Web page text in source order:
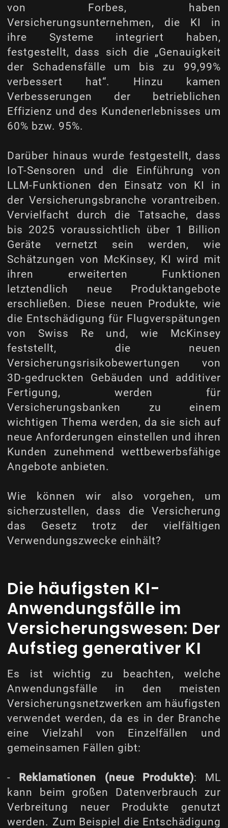
von Forbes, haben
Versicherungsunternehmen, die KI in
ihre Systeme integriert haben,
festgestellt, dass sich die „Genauigkeit
der Schadensfälle um bis zu 99,99%
verbessert hat“. Hinzu kamen
Verbesserungen der betrieblichen
Effizienz und des Kundenerlebnisses um
60% bzw. 95%.
Darüber hinaus wurde festgestellt, dass
IoT-Sensoren und die Einführung von
LLM-Funktionen den Einsatz von KI in
der Versicherungsbranche vorantreiben.
Vervielfacht durch die Tatsache, dass
bis 2025 voraussichtlich über 1 Billion
Geräte vernetzt sein werden, wie
Schätzungen von McKinsey, KI wird mit
ihren erweiterten Funktionen
letztendlich neue Produktangebote
erschließen. Diese neuen Produkte, wie
die Entschädigung für Flugverspätungen
von Swiss Re und, wie McKinsey
feststellt, die neuen
Versicherungsrisikobewertungen von
3D-gedruckten Gebäuden und additiver
Fertigung, werden für
Versicherungsbanken zu einem
wichtigen Thema werden, da sie sich auf
neue Anforderungen einstellen und ihren
Kunden zunehmend wettbewerbsfähige
Angebote anbieten.
Wie können wir also vorgehen, um
sicherzustellen, dass die Versicherung
das Gesetz trotz der vielfältigen
Verwendungszwecke einhält?
Die häufigsten KI-
Anwendungsfälle im
Versicherungswesen: Der
Aufstieg generativer KI
Es ist wichtig zu beachten, welche
Anwendungsfälle in den meisten
Versicherungsnetzwerken am häufigsten
verwendet werden, da es in der Branche
eine Vielzahl von Einzelfällen und
gemeinsamen Fällen gibt:
- Reklamationen (neue Produkte): ML
kann beim großen Datenverbrauch zur
Verbreitung neuer Produkte genutzt
werden. Zum Beispiel die Entschädigung